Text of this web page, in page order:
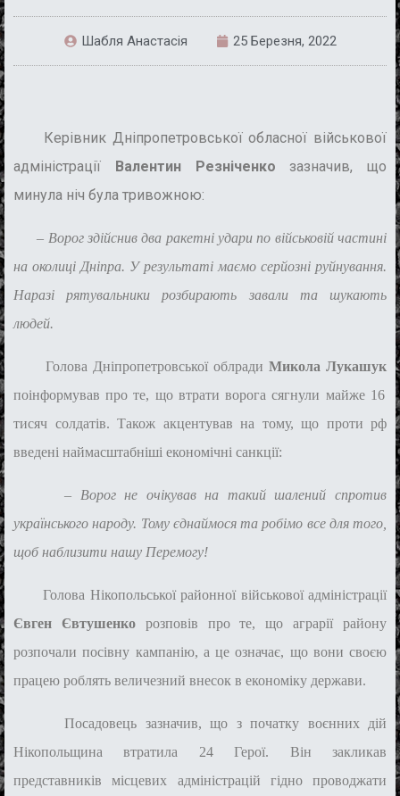
Шабля Анастасія 25 Березня, 2022
Керівник Дніпропетровської обласної військової
адміністрації Валентин Резніченко зазначив, що
минула ніч була тривожною:
– Ворог здійснив два ракетні удари по військовій частині
на околиці Дніпра. У результаті маємо серйозні руйнування.
Наразі рятувальники розбирають завали та шукають
людей.
Голова Дніпропетровської облради Микола Лукашук
поінформував про те, що втрати ворога сягнули майже 16
тисяч солдатів. Також акцентував на тому, що проти рф
введені наймасштабніші економічні санкції:
– Ворог не очікував на такий шалений спротив
українського народу. Тому єднаймося та робімо все для того,
щоб наблизити нашу Перемогу!
Голова Нікопольської районної військової адміністрації
Євген Євтушенко розповів про те, що аграрії району
розпочали посівну кампанію, а це означає, що вони своєю
працею роблять величезний внесок в економіку держави.
Посадовець зазначив, що з початку воєнних дій
Нікопольщина втратила 24 Герої. Він закликав
представників місцевих адміністрацій гідно проводжати